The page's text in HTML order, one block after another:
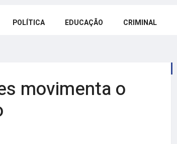
POLÍTICA EDUCAÇÃO CRIMINAL
movimenta o